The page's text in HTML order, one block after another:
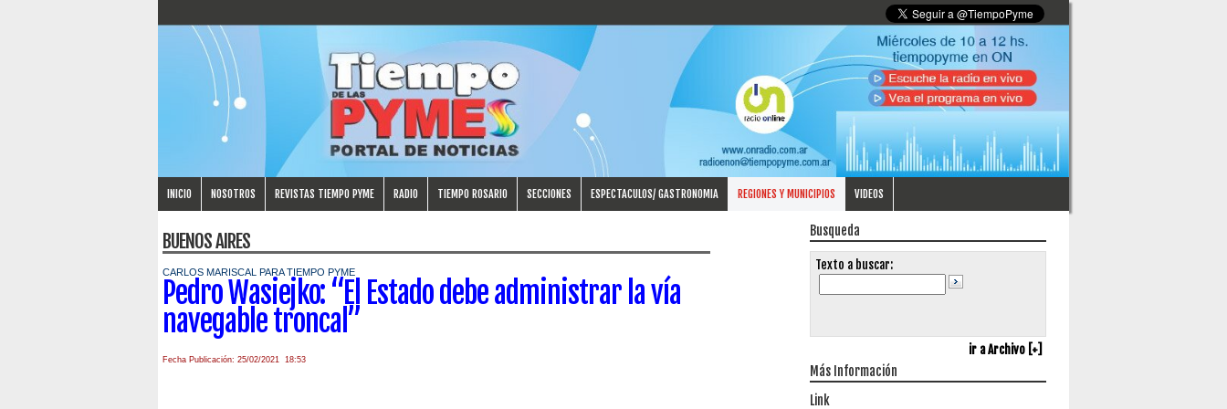
INICIO NOSOTROS REVISTAS TIEMPO PYME RADIO TIEMPO ROSARIO SECCIONES ESPECTACULOS/ GASTRONOMIA REGIONES Y MUNICIPIOS VIDEOS
BUENOS AIRES
CARLOS MARISCAL PARA TIEMPO PYME
Pedro Wasiejko: “El Estado debe administrar la vía
navegable troncal”
Fecha Publicación: 25/02/2021 18:53
Busqueda
Texto a buscar:
ir a Archivo [+]
Más Información
Link